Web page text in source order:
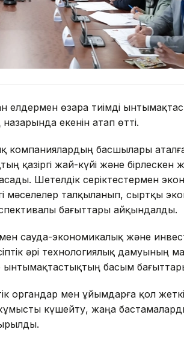
өзара тиімді
екенін атап өтті.
компаниялардың басшылары
қазіргі жай-күйі және бірлескен
Шетелдік серіктестермен
мәселелер талқыланып, сыртқы
бағыттары айқындалды.
сауда-экономикалық және
әрі технологиялық дамуының
басым
мен ұйымдарға қол
күшейту, жаңа